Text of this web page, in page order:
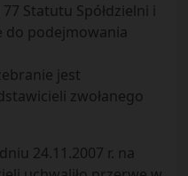
Statutu Spółdzielni i
do podejmowania
jest
zwołanego
24.11.2007 r. na